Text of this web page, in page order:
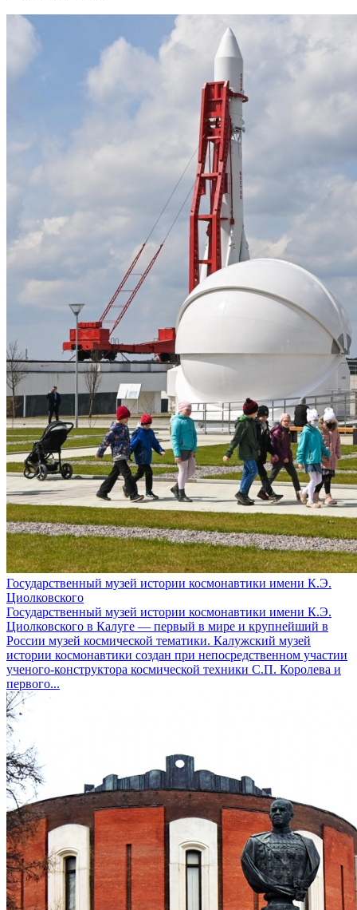
Государственный музей истории космонавтики имени К.Э.
Циолковского
Государственный музей истории космонавтики имени К.Э.
Циолковского в Калуге — первый в мире и крупнейший в
России музей космической тематики. Калужский музей
истории космонавтики создан при непосредственном участии
ученого-конструктора космической техники С.П. Королева и
первого...